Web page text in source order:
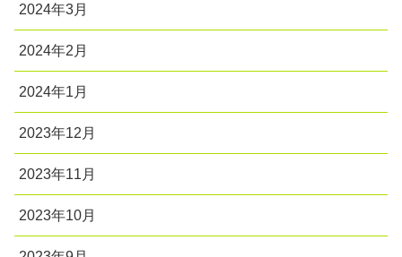
2024年3月
2024年2月
2024年1月
2023年12月
2023年11月
2023年10月